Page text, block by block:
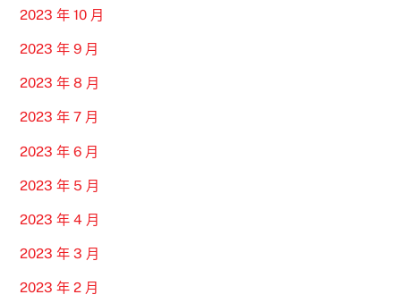
2023 年 10 月
2023 年 9 月
2023 年 8 月
2023 年 7 月
2023 年 6 月
2023 年 5 月
2023 年 4 月
2023 年 3 月
2023 年 2 月